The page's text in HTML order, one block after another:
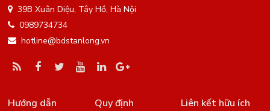
39B Xuân Diệu, Tây Hồ, Hà Nội
0989734734
hotline@bdstanlong.vn
Hướng dẫn Quy định Liên kết hữu ích